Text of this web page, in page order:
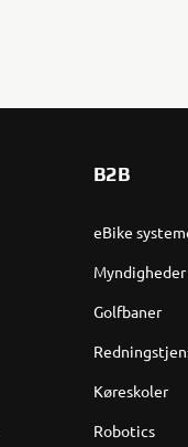
B2B
eBike
Myndigheder
Golfbaner
Køreskoler
Robotics